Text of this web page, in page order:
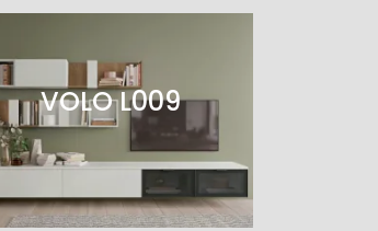
VOLO L009